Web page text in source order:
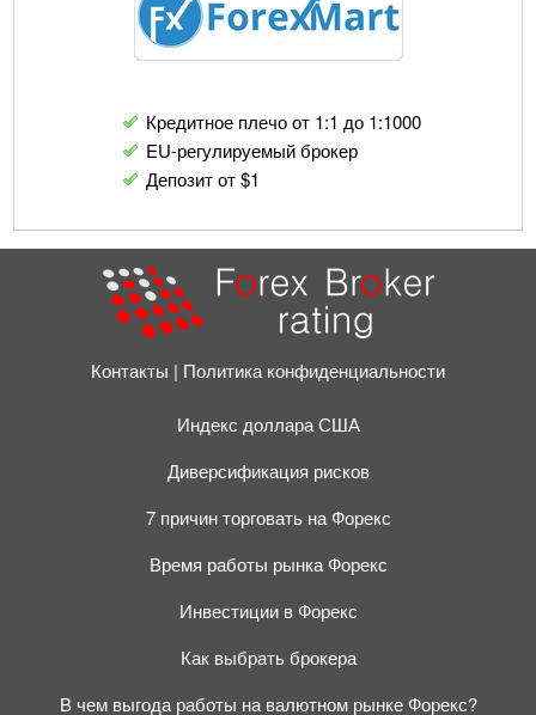
Кредитное плечо от 1:1 до 1:1000
EU-регулируемый брокер
Депозит от $1
Контакты Политика конфиденциальности
Индекс доллара США
Диверсификация рисков
7 причин торговать на Форекс
Время работы рынка Форекс
Инвестиции в Форекс
Как выбрать брокера
В чем выгода работы на валютном рынке Форекс?